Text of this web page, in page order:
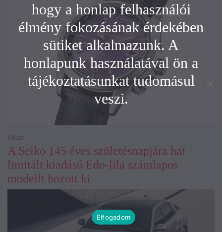
A Seiko 145 éves születésnapjára hat
limitált kiadású Edo-lila számlapos
modellt hozott ki
Divat
hogy a honlap felhasználói
élmény fokozásának érdekében
sütiket alkalmazunk. A
honlapunk használatával ön a
tájékoztatásunkat tudomásul
veszi.
Elfogadom